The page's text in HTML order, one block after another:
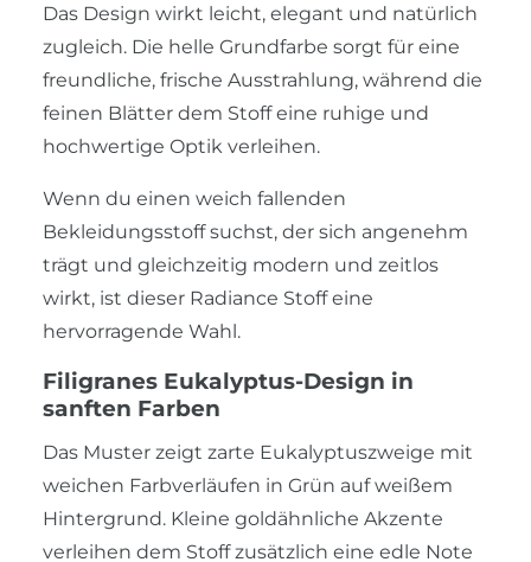
Das Design wirkt leicht, elegant und natürlich
zugleich. Die helle Grundfarbe sorgt für eine
freundliche, frische Ausstrahlung, während die
feinen Blätter dem Stoff eine ruhige und
hochwertige Optik verleihen.
Wenn du einen weich fallenden
Bekleidungsstoff suchst, der sich angenehm
trägt und gleichzeitig modern und zeitlos
wirkt, ist dieser Radiance Stoff eine
hervorragende Wahl.
Filigranes Eukalyptus-Design in
sanften Farben
Das Muster zeigt zarte Eukalyptuszweige mit
weichen Farbverläufen in Grün auf weißem
Hintergrund. Kleine goldähnliche Akzente
verleihen dem Stoff zusätzlich eine edle Note